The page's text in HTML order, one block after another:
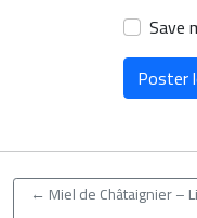
Save
← Miel de Châtaignier –